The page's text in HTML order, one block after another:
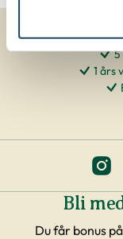
5
1 års
Bli
Du får bonus